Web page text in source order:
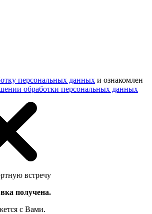
персональных данных и ознакомлен
обработки персональных данных
встречу
получена.
с Вами.